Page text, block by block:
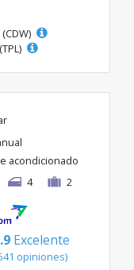
acondicionado
4 2
Excelente
opiniones)